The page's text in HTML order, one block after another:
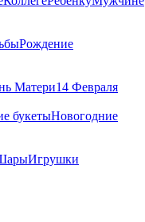
Рождение
Матери14 Февраля
букетыНовогодние
Игрушки